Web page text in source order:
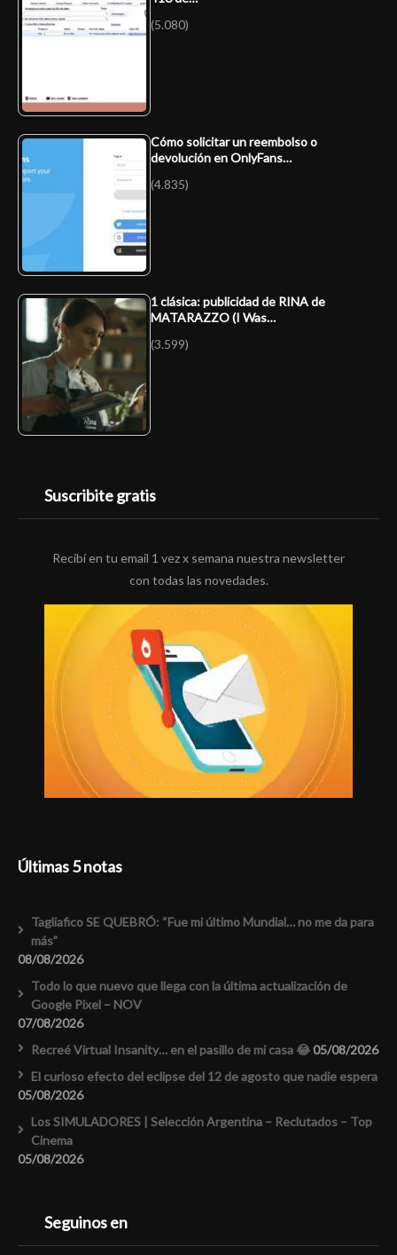
(5.080)
Cómo solicitar un reembolso o
devolución en OnlyFans…
(4.835)
1 clásica: publicidad de RINA de
MATARAZZO (I Was…
(3.599)
Suscribite gratis
Recibí en tu email 1 vez x semana nuestra newsletter
con todas las novedades.
Últimas 5 notas
Tagliafico SE QUEBRÓ: “Fue mi último Mundial… no me da para
más”
08/08/2026
Todo lo que nuevo que llega con la última actualización de
Google Pixel – NOV
07/08/2026
Recreé Virtual Insanity… en el pasillo de mi casa 😂05/08/2026
El curioso efecto del eclipse del 12 de agosto que nadie espera
05/08/2026
Los SIMULADORES | Selección Argentina – Reclutados – Top
Cinema
05/08/2026
Seguinos en